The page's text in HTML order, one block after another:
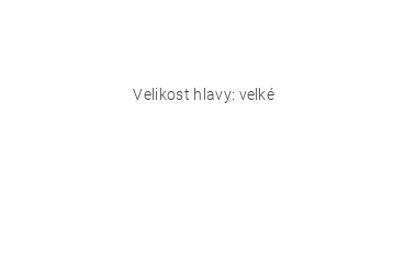
Velikost hlavy: velké